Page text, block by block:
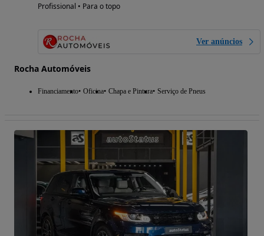
Profissional • Para o topo
Ver anúncios
Rocha Automóveis
Financiamento Oficina Chapa e Pintura Serviço de Pneus